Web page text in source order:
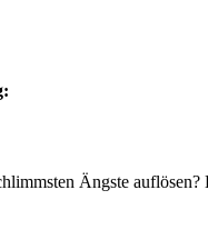
Ängste auflösen?